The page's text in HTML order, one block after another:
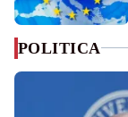
POLITICA